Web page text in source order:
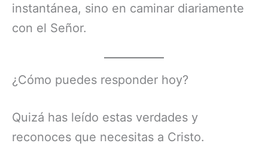
instantánea, sino en caminar diariamente
con el Señor.
¿Cómo puedes responder hoy?
Quizá has leído estas verdades y
reconoces que necesitas a Cristo.